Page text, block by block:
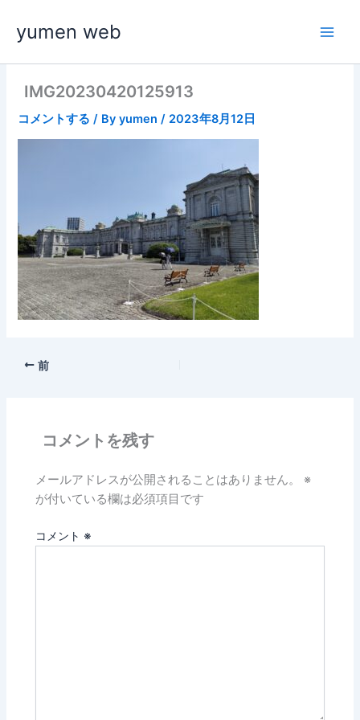
ス
yumen web
IMG20230420125913
コメントする / Byyumen/ 2023年8月12日
前
コメントを残す
メールアドレスが公開されることはありません。
※
が付いている欄は必須項目です
コメント ※